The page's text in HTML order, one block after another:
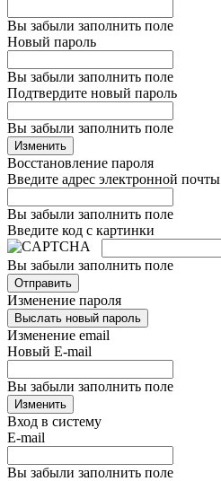
Вы забыли заполнить поле
Новый пароль
Вы забыли заполнить поле
Подтвердите новый пароль
Вы забыли заполнить поле
Изменить
Восстановление пароля
Введите адрес электронной почты
Вы забыли заполнить поле
Введите код с картинки
Вы забыли заполнить поле
Отправить
Изменение пароля
Выслать новый пароль
Изменение email
Новый E-mail
Вы забыли заполнить поле
Изменить
Вход в систему
E-mail
Вы забыли заполнить поле